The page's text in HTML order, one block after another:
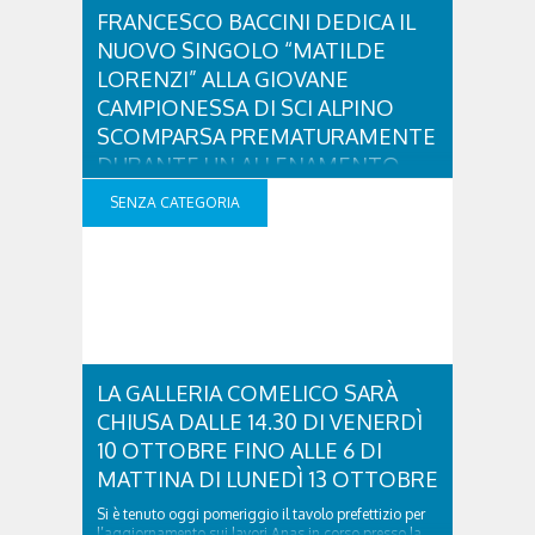
FRANCESCO BACCINI DEDICA IL
NUOVO SINGOLO “MATILDE
LORENZI” ALLA GIOVANE
CAMPIONESSA DI SCI ALPINO
SCOMPARSA PREMATURAMENTE
DURANTE UN ALLENAMENTO
DA VENERDÌ 24 OTTOBRE NEGLI STORE DIGITALI E
SENZA CATEGORIA
LA GALLERIA COMELICO SARÀ
CHIUSA DALLE 14.30 DI VENERDÌ
10 OTTOBRE FINO ALLE 6 DI
MATTINA DI LUNEDÌ 13 OTTOBRE
Si è tenuto oggi pomeriggio il tavolo prefettizio per